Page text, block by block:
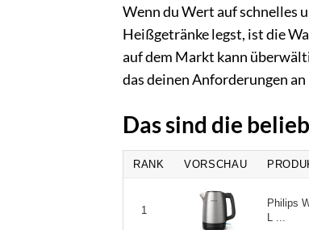
Wenn du Wert auf schnelles
Heißgetränke legst, ist die
auf dem Markt kann
das deinen Anforderungen
Das sind die
RANK VORSCHAU
1
Philips